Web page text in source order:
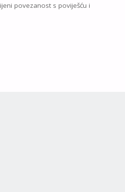
povezanost s poviješću i